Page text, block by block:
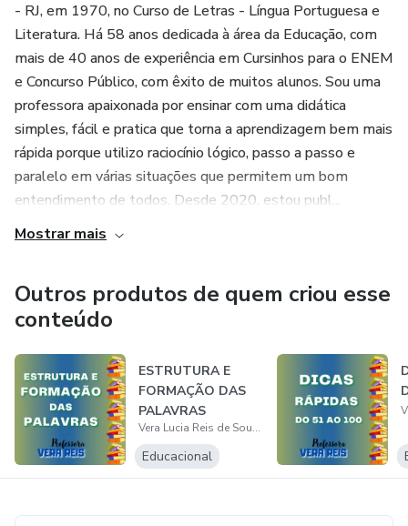
- RJ, em 1970, no Curso de Letras - Língua Portuguesa e
Literatura. Há 58 anos dedicada à área da Educação, com
mais de 40 anos de experiência em Cursinhos para o ENEM
e Concurso Público, com êxito de muitos alunos. Sou uma
professora apaixonada por ensinar com uma didática
simples, fácil e pratica que torna a aprendizagem bem mais
rápida porque utilizo raciocínio lógico, passo a passo e
paralelo em várias situações que permitem um bom
entendimento de todos. Desde 2020, estou publ...
Mostrar mais
Outros produtos de quem criou esse
conteúdo
ESTRUTURA E
FORMAÇÃO DAS
PALAVRAS
Vera Lucia Reis de Souza
Educacional